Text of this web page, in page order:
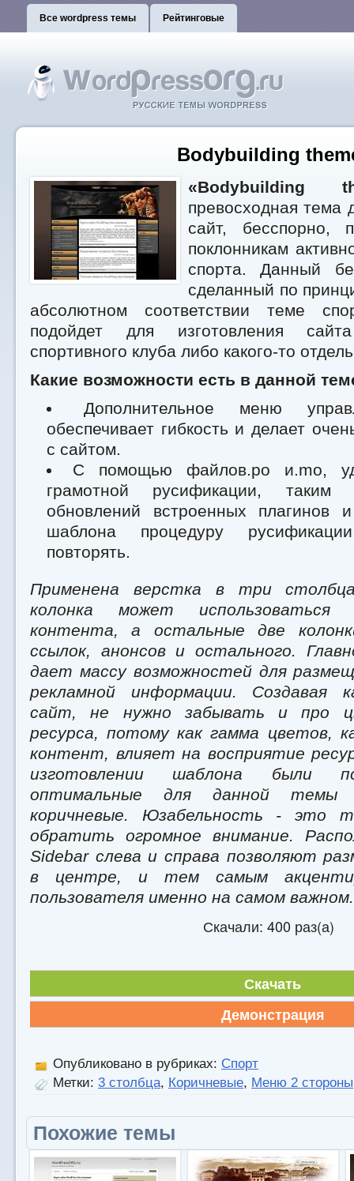
Все wordpress темы Рейтинговые
Bodybuilding
«Bodybuilding
превосходная тема
сайт, бесспорно,
поклонникам
спорта. Данный
сделанный по
абсолютном соответствии теме
подойдет для изготовления
спортивного клуба либо какого-то
Какие возможности есть в данной
Дополнительное меню
обеспечивает гибкость и делает
с сайтом.
С помощью файлов.po и.mo,
грамотной русификации, таким
обновлений встроенных плагинов
шаблона процедуру
повторять.
Применена верстка в три
колонка может использоваться
контента, а остальные две
ссылок, анонсов и остального.
дает массу возможностей для
рекламной информации. Создавая
сайт, не нужно забывать и про
ресурса, потому как гамма цветов,
контент, влияет на восприятие
изготовлении шаблона были
оптимальные для данной
коричневые. Юзабельность - это
обратить огромное внимание.
Sidebar слева и справа позволяют
в центре, и тем самым
пользователя именно на самом важном.
Скачали: 400 раз(а)
Скачать
Демонстрация
Опубликовано в рубриках: Спорт
Метки: 3 столбца, Коричневые, Меню 2 стороны
Похожие темы